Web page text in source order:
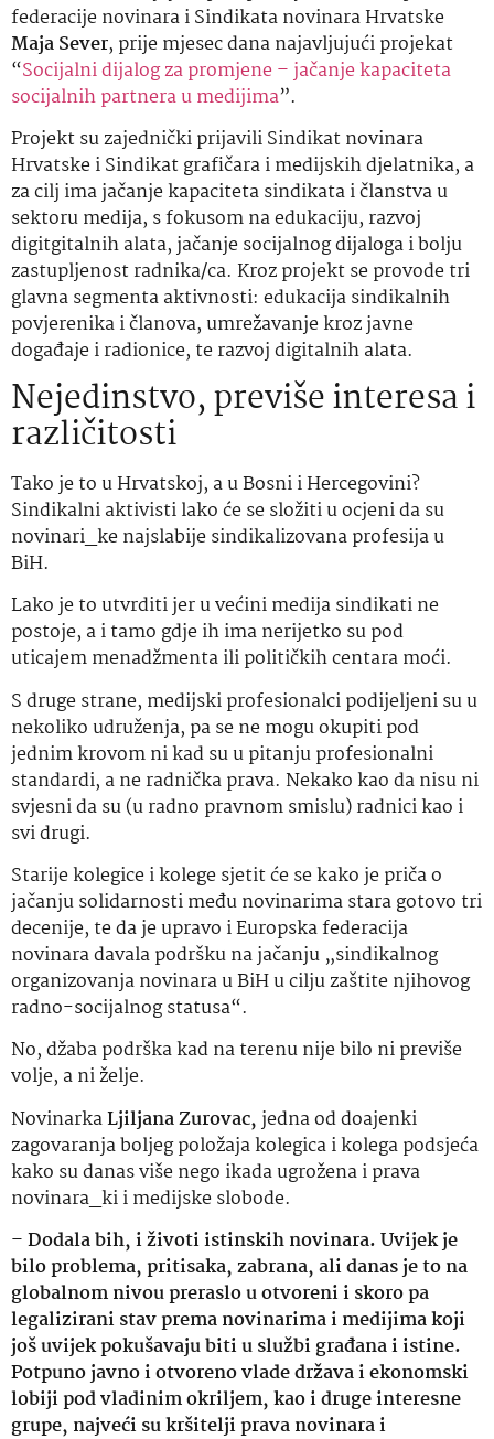
federacije novinara i Sindikata novinara Hrvatske
Maja Sever, prije mjesec dana najavljujući projekat
“Socijalni dijalog za promjene – jačanje kapaciteta
socijalnih partnera u medijima”.
Projekt su zajednički prijavili Sindikat novinara
Hrvatske i Sindikat grafičara i medijskih djelatnika, a
za cilj ima jačanje kapaciteta sindikata i članstva u
sektoru medija, s fokusom na edukaciju, razvoj
digitgitalnih alata, jačanje socijalnog dijaloga i bolju
zastupljenost radnika/ca. Kroz projekt se provode tri
glavna segmenta aktivnosti: edukacija sindikalnih
povjerenika i članova, umrežavanje kroz javne
događaje i radionice, te razvoj digitalnih alata.
Nejedinstvo, previše interesa i
različitosti
Tako je to u Hrvatskoj, a u Bosni i Hercegovini?
Sindikalni aktivisti lako će se složiti u ocjeni da su
novinari_ke najslabije sindikalizovana profesija u
BiH.
Lako je to utvrditi jer u većini medija sindikati ne
postoje, a i tamo gdje ih ima nerijetko su pod
uticajem menadžmenta ili političkih centara moći.
S druge strane, medijski profesionalci podijeljeni su u
nekoliko udruženja, pa se ne mogu okupiti pod
jednim krovom ni kad su u pitanju profesionalni
standardi, a ne radnička prava. Nekako kao da nisu ni
svjesni da su (u radno pravnom smislu) radnici kao i
svi drugi.
Starije kolegice i kolege sjetit će se kako je priča o
jačanju solidarnosti među novinarima stara gotovo tri
decenije, te da je upravo i Europska federacija
novinara davala podršku na jačanju „sindikalnog
organizovanja novinara u BiH u cilju zaštite njihovog
radno-socijalnog statusa“.
No, džaba podrška kad na terenu nije bilo ni previše
volje, a ni želje.
NovinarkaLjiljana Zurovac, jedna od doajenki
zagovaranja boljeg položaja kolegica i kolega podsjeća
kako su danas više nego ikada ugrožena i prava
novinara_ki i medijske slobode.
–Dodala bih, i životi istinskih novinara. Uvijek je
bilo problema, pritisaka, zabrana, ali danas je to na
globalnom nivou preraslo u otvoreni i skoro pa
legalizirani stav prema novinarima i medijima koji
još uvijek pokušavaju biti u službi građana i istine.
Potpuno javno i otvoreno vlade država i ekonomski
lobiji pod vladinim okriljem, kao i druge interesne
grupe, najveći su kršitelji prava novinara i